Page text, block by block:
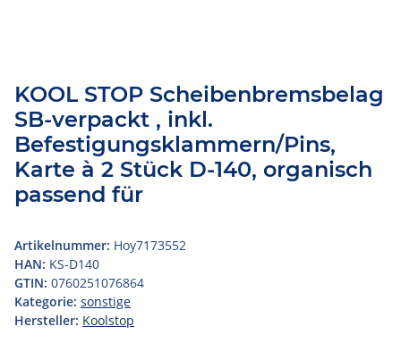
KOOL STOP Scheibenbremsbelag
SB-verpackt , inkl.
Befestigungsklammern/Pins,
Karte à 2 Stück D-140, organisch
passend für
Artikelnummer: Hoy7173552
HAN: KS-D140
GTIN: 0760251076864
Kategorie: sonstige
Hersteller: Koolstop